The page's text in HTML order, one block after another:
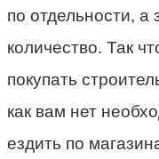
по отдельности,
количество. Так
покупать
как вам нет
ездить по